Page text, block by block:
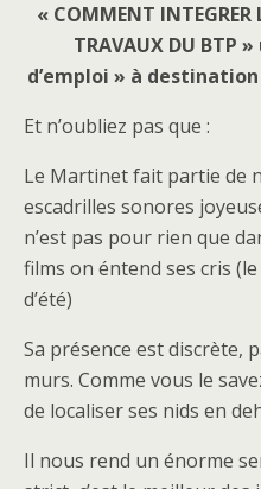
« COMMENT INTEGRER
TRAVAUX DU BTP
d’emploi » à
Et n’oubliez pas que :
Le Martinet fait partie de
escadrilles sonores
n’est pas pour rien que
films on éntend ses cris
d’été)
Sa présence est discrète,
murs. Comme vous le
de localiser ses nids en
Il nous rend un énorme